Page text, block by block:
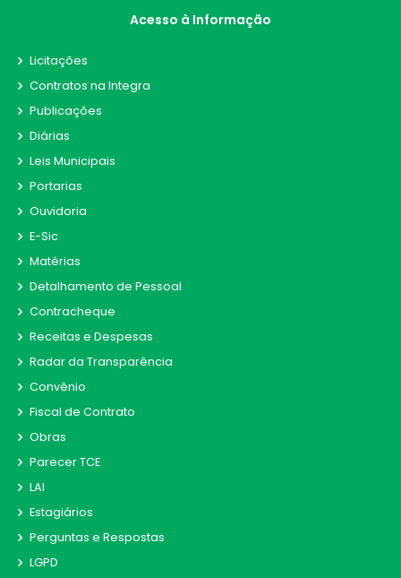
Acesso à Informação
Licitações
Contratos na Integra
Publicações
Diárias
Leis Municipais
Portarias
Ouvidoria
E-Sic
Matérias
Detalhamento de Pessoal
Contracheque
Receitas e Despesas
Radar da Transparência
Convênio
Fiscal de Contrato
Obras
Parecer TCE
LAI
Estagiários
Perguntas e Respostas
LGPD